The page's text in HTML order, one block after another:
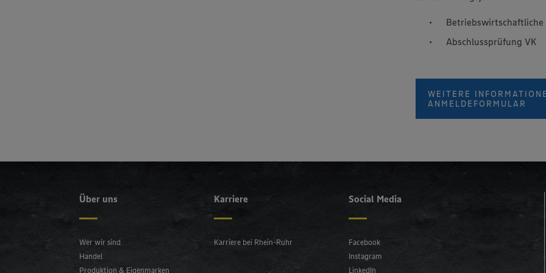
Betriebswirtschaftliche
Abschlussprüfung VK
WEITERE
ANMELDEFORMULAR
Über uns
Wer wir sind
Handel
Produktion & Eigenmarken
Karriere
Karriere bei Rhein-Ruhr
Social Media
Facebook
Instagram
LinkedIn